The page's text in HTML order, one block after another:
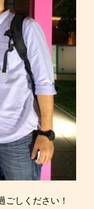
ごしください！